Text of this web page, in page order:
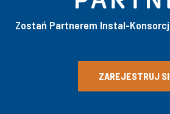
Zostań Partnerem Instal-
ZAREJESTRUJ